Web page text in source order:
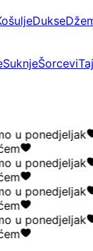
Dukse
SuknjeŠorcevi
u ponedjeljak
u ponedjeljak
u ponedjeljak
u ponedjeljak